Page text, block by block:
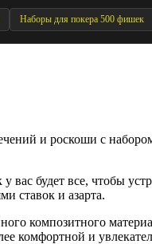
Наборы для покера 500 фишек
и роскоши с
вас будет все, чтобы
ставок и азарта.
композитного
комфортной и